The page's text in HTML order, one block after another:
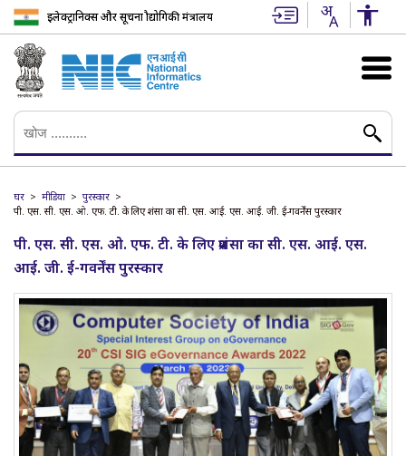
इलेक्ट्रानिक्स और सूचना प्रौद्योगिकी मंत्रालय
घर मीडिया
पुरस्कार
पी. एस. सी. एस. ओ. एफ. टी. के लिए प्रशंसा का सी. एस. आई. एस. आई. जी. ई-गवर्नेंस पुरस्कार
पी. एस. सी. एस. ओ. एफ. टी. के लिए प्रशंसा का सी. एस. आई. एस.
आई. जी. ई-गवर्नेंस पुरस्कार